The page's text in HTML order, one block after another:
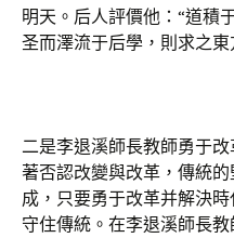
明天。后人評價他：“道積
圣而澤流于后學，則求之
二是李退溪師長教師勇于
著否認改變與改革，傳統
成，只要勇于改革并解決
守住傳統。在李退溪師長